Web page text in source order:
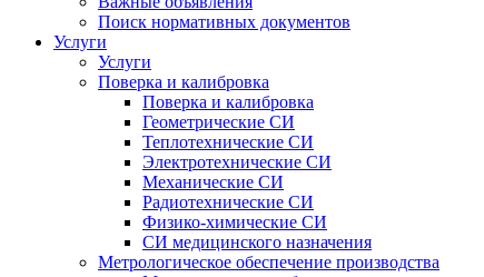
Поиск нормативных документов
Услуги
Услуги
Поверка и калибровка
Поверка и калибровка
Геометрические СИ
Теплотехнические СИ
Электротехнические СИ
Механические СИ
Радиотехнические СИ
Физико-химические СИ
СИ медицинского назначения
Метрологическое обеспечение производства